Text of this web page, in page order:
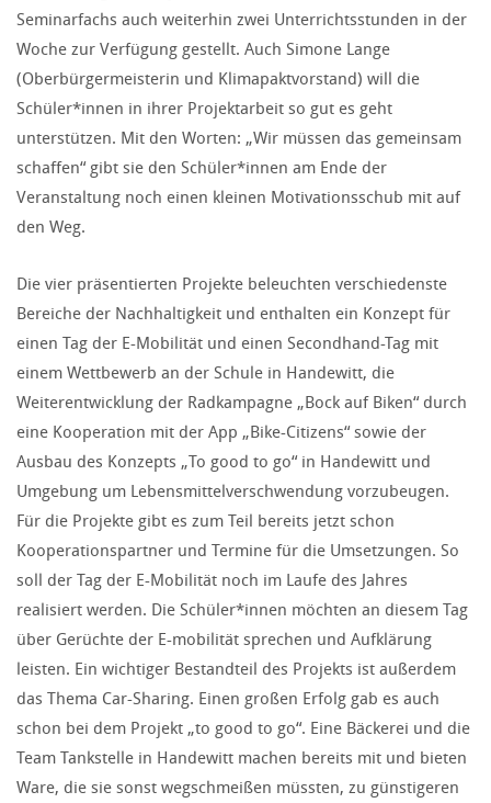
Seminarfachs auch weiterhin zwei Unterrichtsstunden in der
Woche zur Verfügung gestellt. Auch Simone Lange
(Oberbürgermeisterin und Klimapaktvorstand) will die
Schüler*innen in ihrer Projektarbeit so gut es geht
unterstützen. Mit den Worten: „Wir müssen das gemeinsam
schaffen“ gibt sie den Schüler*innen am Ende der
Veranstaltung noch einen kleinen Motivationsschub mit auf
den Weg.
Die vier präsentierten Projekte beleuchten verschiedenste
Bereiche der Nachhaltigkeit und enthalten ein Konzept für
einen Tag der E-Mobilität und einen Secondhand-Tag mit
einem Wettbewerb an der Schule in Handewitt, die
Weiterentwicklung der Radkampagne „Bock auf Biken“ durch
eine Kooperation mit der App „Bike-Citizens“ sowie der
Ausbau des Konzepts „To good to go“ in Handewitt und
Umgebung um Lebensmittelverschwendung vorzubeugen.
Für die Projekte gibt es zum Teil bereits jetzt schon
Kooperationspartner und Termine für die Umsetzungen. So
soll der Tag der E-Mobilität noch im Laufe des Jahres
realisiert werden. Die Schüler*innen möchten an diesem Tag
über Gerüchte der E-mobilität sprechen und Aufklärung
leisten. Ein wichtiger Bestandteil des Projekts ist außerdem
das Thema Car-Sharing. Einen großen Erfolg gab es auch
schon bei dem Projekt „to good to go“. Eine Bäckerei und die
Team Tankstelle in Handewitt machen bereits mit und bieten
Ware, die sie sonst wegschmeißen müssten, zu günstigeren